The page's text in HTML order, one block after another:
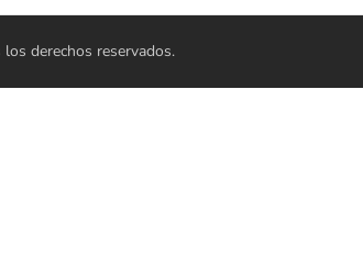
derechos reservados.